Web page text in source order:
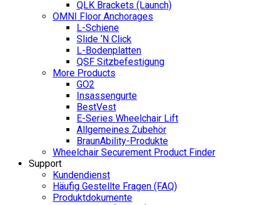
QLK Brackets (Launch)
OMNI Floor Anchorages
L-Schiene
Slide ‘N Click
L-Bodenplatten
QSF Sitzbefestigung
More Products
GO2
Insassengurte
BestVest
E-Series Wheelchair Lift
Allgemeines Zubehör
BraunAbility-Produkte
Wheelchair Securement Product Finder
Support
Kundendienst
Häufig Gestellte Fragen (FAQ)
Produktdokumente